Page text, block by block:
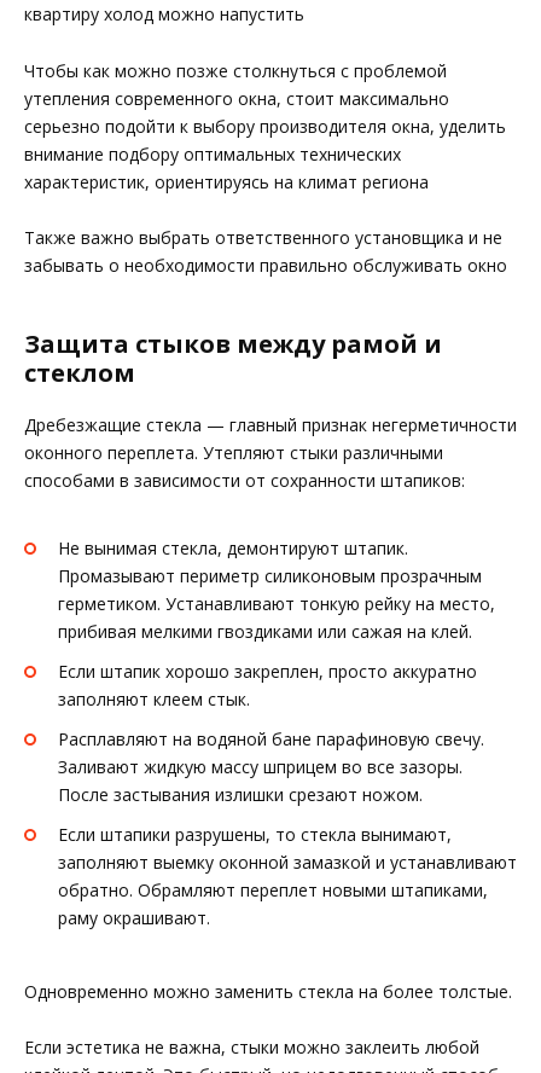
квартиру холод можно напустить
Чтобы как можно позже столкнуться с проблемой
утепления современного окна, стоит максимально
серьезно подойти к выбору производителя окна, уделить
внимание подбору оптимальных технических
характеристик, ориентируясь на климат региона
Также важно выбрать ответственного установщика и не
забывать о необходимости правильно обслуживать окно
Защита стыков между рамой и
стеклом
Дребезжащие стекла — главный признак негерметичности
оконного переплета. Утепляют стыки различными
способами в зависимости от сохранности штапиков:
Не вынимая стекла, демонтируют штапик.
Промазывают периметр силиконовым прозрачным
герметиком. Устанавливают тонкую рейку на место,
прибивая мелкими гвоздиками или сажая на клей.
Если штапик хорошо закреплен, просто аккуратно
заполняют клеем стык.
Расплавляют на водяной бане парафиновую свечу.
Заливают жидкую массу шприцем во все зазоры.
После застывания излишки срезают ножом.
Если штапики разрушены, то стекла вынимают,
заполняют выемку оконной замазкой и устанавливают
обратно. Обрамляют переплет новыми штапиками,
раму окрашивают.
Одновременно можно заменить стекла на более толстые.
Если эстетика не важна, стыки можно заклеить любой